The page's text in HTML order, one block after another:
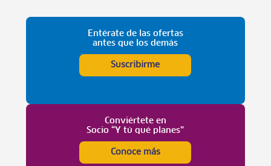
Entérate de las ofertas
antes que los demás
Suscribirme
Conviértete en
Socio “Y tú qué planes”
Conoce más